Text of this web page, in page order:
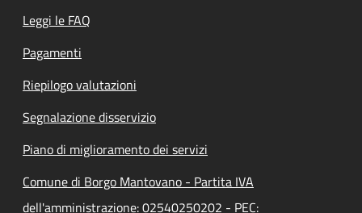
Leggi le FAQ
Pagamenti
Riepilogo valutazioni
Segnalazione disservizio
Piano di miglioramento dei servizi
Comune di Borgo Mantovano - Partita IVA
dell'amministrazione: 02540250202 - PEC: